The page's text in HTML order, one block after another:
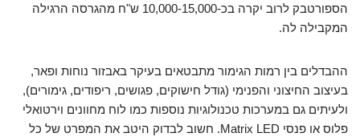
הספורטבק לרוב יקרה בכ-10,000-15,000 ש"ח מהגרסה הרגילה
המקבילה לה.
ההבדלים בין רמות הגימור מתבטאים בעיקר באבזור נוחות ופאר,
בעיצוב החיצוני והפנימי (גודל חישוקים, פגושים, ריפודים, גימורים),
ולעיתים גם במערכות טכנולוגיות נוספות כמו לוח מחוונים וירטואלי
פלוס או פנסי Matrix LED. חשוב לבדוק היטב את המפרט של כל